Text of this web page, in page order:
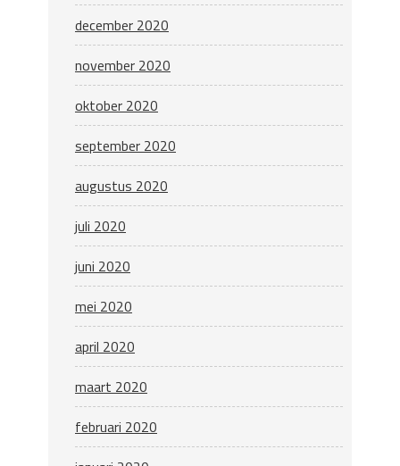
december 2020
november 2020
oktober 2020
september 2020
augustus 2020
juli 2020
juni 2020
mei 2020
april 2020
maart 2020
februari 2020